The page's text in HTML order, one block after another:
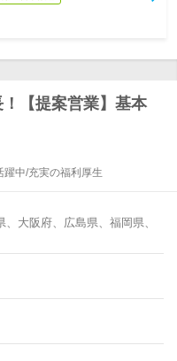
【提案営業】基本
中/充実の福利厚生
大阪府、広島県、福岡県、